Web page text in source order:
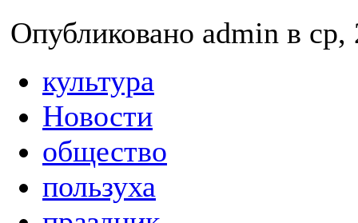
Опубликовано admin в
культура
Новости
общество
пользуха